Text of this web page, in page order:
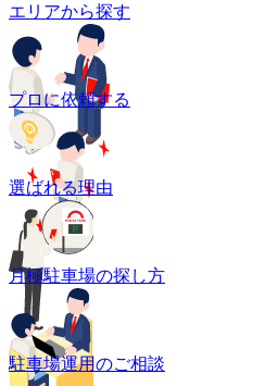
エリアから探す
プロに依頼する
選ばれる理由
月極駐車場の探し方
駐車場運用のご相談